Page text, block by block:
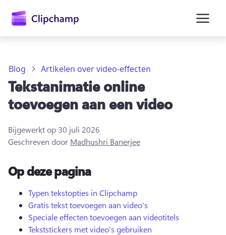
Aanmelden
Gratis uitproberen
Blog Artikelen over video-effecten
Tekstanimatie online
toevoegen aan een video
Bijgewerkt op 30 juli 2026
Geschreven door Madhushri Banerjee
Op deze pagina
Typen tekstopties in Clipchamp
Gratis tekst toevoegen aan video's
Speciale effecten toevoegen aan videotitels
Tekststickers met video's gebruiken